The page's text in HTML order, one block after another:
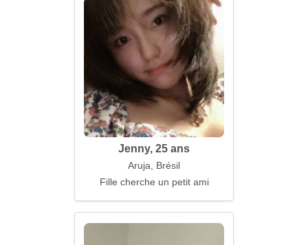
Jenny, 25 ans
Aruja, Brésil
Fille cherche un petit ami